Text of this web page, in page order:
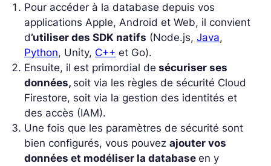
Pour accéder à la database depuis vos
applications Apple, Android et Web, il convient
d’utiliser des SDK natifs (Node.js, Java,
Python, Unity, C++ et Go).
Ensuite, il est primordial de sécuriser ses
données, soit via les règles de sécurité Cloud
Firestore, soit via la gestion des identités et
des accès (IAM).
Une fois que les paramètres de sécurité sont
bien configurés, vous pouvez ajouter vos
données et modéliser la database en y